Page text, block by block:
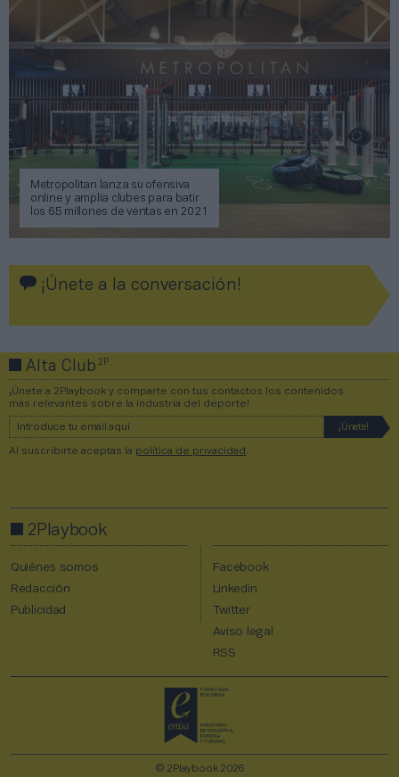
Metropolitan lanza su ofensiva
online y amplía clubes para batir
los 65 millones de ventas en 2021
¡Únete a la conversación!
Alta Club2P
¡Únete a 2Playbook y comparte con tus contactos los contenidos
más relevantes sobre la industria del deporte!
Al suscribirte aceptas la política de privacidad
2Playbook
Quiénes somos
Redacción
Publicidad
Facebook
Linkedin
Twitter
Aviso legal
RSS
© 2Playbook 2026